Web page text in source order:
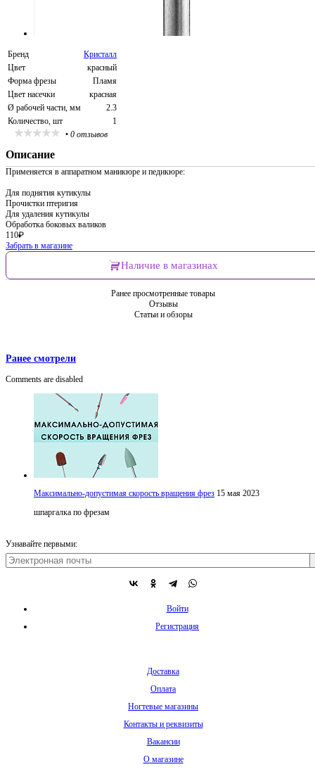
Бренд
Кристалл
Цвет
красный
Форма фрезы
Пламя
Цвет насечки
красная
Ø рабочей части, мм
2.3
Количество, шт
1
• 0 отзывов
Описание
Применяется в аппаратном маникюре и педикюре:
Для поднятия кутикулы
Прочистки птеригия
Для удаления кутикулы
Обработка боковых валиков
110₽
Забрать в магазине
Наличие в магазинах
Ранее просмотренные товары
Отзывы
Статьи и обзоры
Ранее смотрели
Comments are disabled
Максимально-допустимая скорость вращения фрез 15 мая 2023
шпаргалка по фрезам
Узнавайте первыми:
Войти
Регистрация
Доставка
Оплата
Ногтевые магазины
Контакты и реквизиты
Вакансии
О магазине